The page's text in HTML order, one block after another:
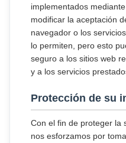
implementados
modificar la aceptación
navegador o los
lo permiten, pero esto
seguro a los sitios web
y a los servicios
Protección de su
Con el fin de proteger la
nos esforzamos por